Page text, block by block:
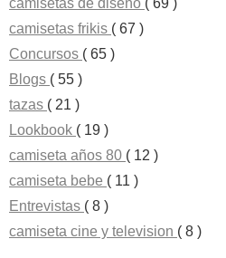
camisetas de diseño ( 69 )
camisetas frikis ( 67 )
Concursos ( 65 )
Blogs ( 55 )
tazas ( 21 )
Lookbook ( 19 )
camiseta años 80 ( 12 )
camiseta bebe ( 11 )
Entrevistas ( 8 )
camiseta cine y television ( 8 )